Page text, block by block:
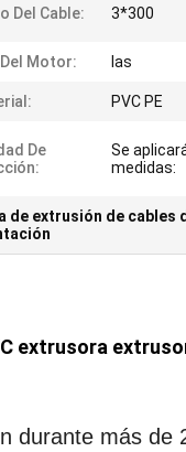
Del Cable: 3*300
Motor: las
PVC PE
De
Se
medidas:
de extrusión de cables
extrusora
durante más de